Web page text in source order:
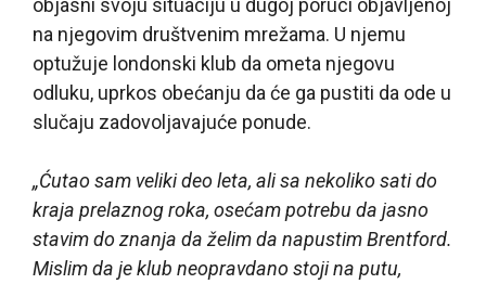
na njegovim društvenim mrežama. U njemu
optužuje londonski klub da ometa njegovu
odluku, uprkos obećanju da će ga pustiti da ode u
slučaju zadovoljavajuće ponude.
„Ćutao sam veliki deo leta, ali sa nekoliko sati do
kraja prelaznog roka, osećam potrebu da jasno
stavim do znanja da želim da napustim Brentford.
Mislim da je klub neopravdano stoji na putu,